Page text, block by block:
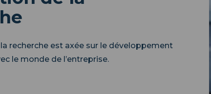
recherche est axée sur le développement
le monde de l’entreprise.